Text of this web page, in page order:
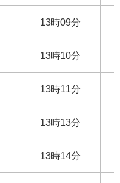
13時09分
13時10分
13時11分
13時13分
13時14分